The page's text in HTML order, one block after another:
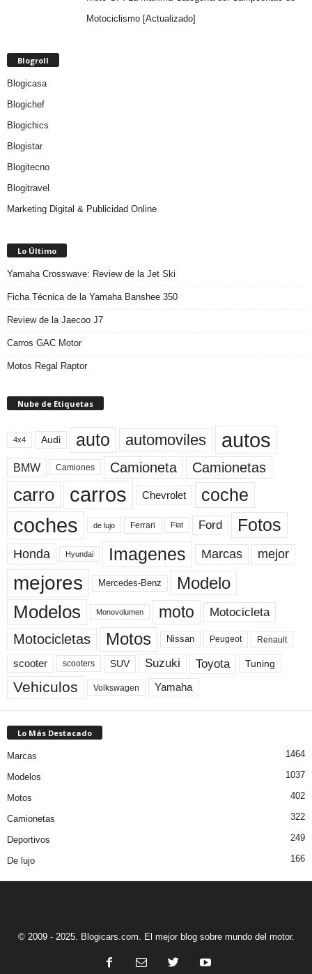
Motociclismo [Actualizado]
Blogroll
Blogicasa
Blogichef
Blogichics
Blogistar
Blogitecno
Blogitravel
Marketing Digital & Publicidad Online
Lo Último
Yamaha Crosswave: Review de la Jet Ski
Ficha Técnica de la Yamaha Banshee 350
Review de la Jaecoo J7
Carros GAC Motor
Motos Regal Raptor
Nube de Etiquetas
4x4 Audi auto automoviles autos
BMW Camiones Camioneta Camionetas
carro carros Chevrolet coche
coches de lujo Ferrari Fiat Ford Fotos
Honda Hyundai Imagenes Marcas mejor
mejores Mercedes-Benz Modelo
Modelos Monovolumen moto Motocicleta
Motocicletas Motos Nissan Peugeot Renault
scooter scooters SUV Suzuki Toyota Tuning
Vehiculos Volkswagen Yamaha
Lo Más Destacado
Marcas 1464
Modelos 1037
Motos 402
Camionetas 322
Deportivos 249
De lujo 166
© 2009 - 2025. Blogicars.com. El mejor blog sobre mundo del motor.